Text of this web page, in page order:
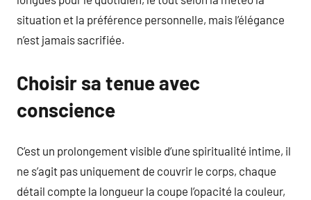
situation et la préférence personnelle, mais l’élégance
n’est jamais sacrifiée.
Choisir sa tenue avec
conscience
C’est un prolongement visible d’une spiritualité intime, il
ne s’agit pas uniquement de couvrir le corps, chaque
détail compte la longueur la coupe l’opacité la couleur,